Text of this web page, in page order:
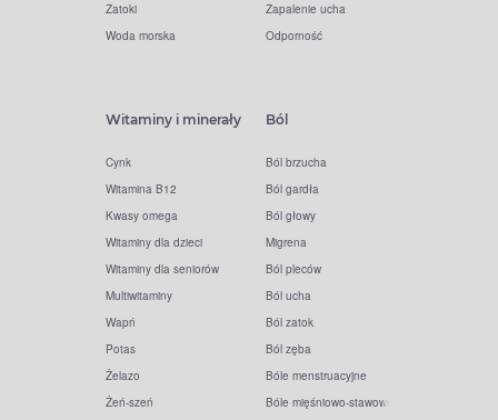
Zatoki
Woda morska
Zapalenie ucha
Odporność
Witaminy i minerały
Cynk
Witamina B12
Kwasy omega
Witaminy dla dzieci
Witaminy dla seniorów
Multiwitaminy
Wapń
Potas
Żelazo
Żeń-szeń
Ból
Ból brzucha
Ból gardła
Ból głowy
Migrena
Ból pleców
Ból ucha
Ból zatok
Ból zęba
Bóle menstruacyjne
Bóle mięśniowo-stawowe